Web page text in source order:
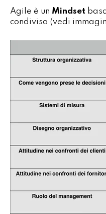
Agile è un Mindset
condivisa (vedi